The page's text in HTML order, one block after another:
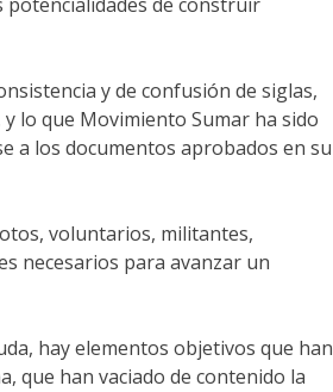
y de confusión de siglas,
lo que Movimiento Sumar ha sido
a los documentos aprobados en su
voluntarios, militantes,
necesarios para avanzar un
hay elementos objetivos que han
que han vaciado de contenido la